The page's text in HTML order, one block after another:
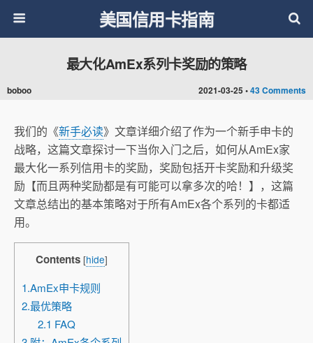
美国信用卡指南
2021-03-25 •43 Comments
最大化AmEx系列卡奖励的策略
boboo
我们的《新手必读》文章详细介绍了作为一个新手申卡的
战略，这篇文章探讨一下当你入门之后，如何从AmEx家
最大化一系列信用卡的奖励，奖励包括开卡奖励和升级奖
励【而且两种奖励都是有可能可以拿多次的哈！】，这篇
文章总结出的基本策略对于所有AmEx各个系列的卡都适
用。
Contents [hide]
1.AmEx申卡规则
2.最优策略
2.1 FAQ